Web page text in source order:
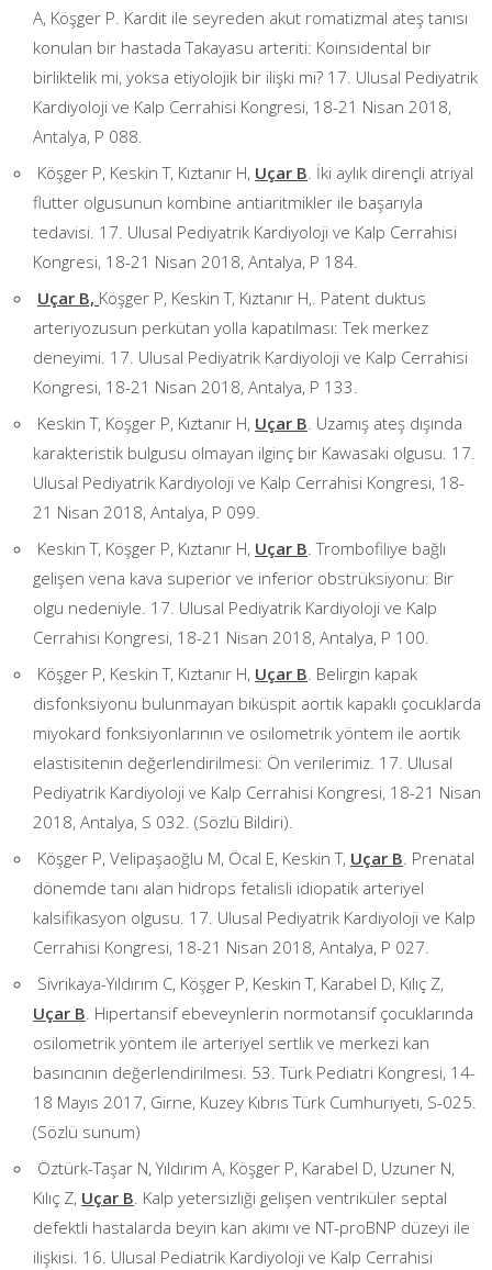
A, Köşger P. Kardit ile seyreden akut romatizmal ateş tanısı
konulan bir hastada Takayasu arteriti: Koinsidental bir
birliktelik mi, yoksa etiyolojik bir ilişki mi? 17. Ulusal Pediyatrik
Kardiyoloji ve Kalp Cerrahisi Kongresi, 18-21 Nisan 2018,
Antalya, P 088.
Köşger P, Keskin T, Kıztanır H, Uçar B. İki aylık dirençli atriyal
flutter olgusunun kombine antiaritmikler ile başarıyla
tedavisi. 17. Ulusal Pediyatrik Kardiyoloji ve Kalp Cerrahisi
Kongresi, 18-21 Nisan 2018, Antalya, P 184.
Uçar B, Köşger P, Keskin T, Kıztanır H,. Patent duktus
arteriyozusun perkütan yolla kapatılması: Tek merkez
deneyimi. 17. Ulusal Pediyatrik Kardiyoloji ve Kalp Cerrahisi
Kongresi, 18-21 Nisan 2018, Antalya, P 133.
Keskin T, Köşger P, Kıztanır H, Uçar B. Uzamış ateş dışında
karakteristik bulgusu olmayan ilginç bir Kawasaki olgusu. 17.
Ulusal Pediyatrik Kardiyoloji ve Kalp Cerrahisi Kongresi, 18-
21 Nisan 2018, Antalya, P 099.
Keskin T, Köşger P, Kıztanır H, Uçar B. Trombofiliye bağlı
gelişen vena kava superior ve inferior obstrüksiyonu: Bir
olgu nedeniyle. 17. Ulusal Pediyatrik Kardiyoloji ve Kalp
Cerrahisi Kongresi, 18-21 Nisan 2018, Antalya, P 100.
Köşger P, Keskin T, Kıztanır H, Uçar B. Belirgin kapak
disfonksiyonu bulunmayan biküspit aortik kapaklı çocuklarda
miyokard fonksiyonlarının ve osilometrik yöntem ile aortik
elastisitenin değerlendirilmesi: Ön verilerimiz. 17. Ulusal
Pediyatrik Kardiyoloji ve Kalp Cerrahisi Kongresi, 18-21 Nisan
2018, Antalya, S 032. (Sözlü Bildiri).
Köşger P, Velipaşaoğlu M, Öcal E, Keskin T, Uçar B. Prenatal
dönemde tanı alan hidrops fetalisli idiopatik arteriyel
kalsifikasyon olgusu. 17. Ulusal Pediyatrik Kardiyoloji ve Kalp
Cerrahisi Kongresi, 18-21 Nisan 2018, Antalya, P 027.
Sivrikaya-Yıldırım C, Köşger P, Keskin T, Karabel D, Kılıç Z,
Uçar B. Hipertansif ebeveynlerin normotansif çocuklarında
osilometrik yöntem ile arteriyel sertlik ve merkezi kan
basıncının değerlendirilmesi. 53. Türk Pediatri Kongresi, 14-
18 Mayıs 2017, Girne, Kuzey Kıbrıs Türk Cumhuriyeti, S-025.
(Sözlü sunum)
Öztürk-Taşar N, Yıldırım A, Köşger P, Karabel D, Uzuner N,
Kılıç Z, Uçar B. Kalp yetersizliği gelişen ventriküler septal
defektli hastalarda beyin kan akımı ve NT-proBNP düzeyi ile
ilişkisi. 16. Ulusal Pediatrik Kardiyoloji ve Kalp Cerrahisi